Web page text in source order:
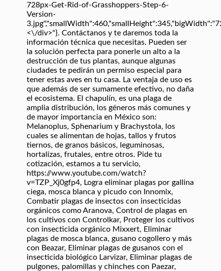
728px-Get-Rid-of-Grasshoppers-Step-6-
Version-
<\/div>"}. Contáctanos y te daremos toda la
información técnica que necesitas. Pueden ser
la solución perfecta para ponerle un alto a la
destrucción de tus plantas, aunque algunas
ciudades te pedirán un permiso especial para
tener estas aves en tu casa. La ventaja de uso es
que además de ser sumamente efectivo, no daña
el ecosistema. El chapulín, es una plaga de
amplia distribución, los géneros más comunes y
de mayor importancia en México son:
Melanoplus, Sphenarium y Brachystola, los
cuales se alimentan de hojas, tallos y frutos
tiernos, de granos básicos, leguminosas,
hortalizas, frutales, entre otros. Pide tu
cotización, estamos a tu servicio,
https://www.youtube.com/watch?
v=TZP_Xj0gfp4, Logra eliminar plagas por gallina
ciega, mosca blanca y picudo con Innomix,
Combatir plagas de insectos con insecticidas
orgánicos como Aranova, Control de plagas en
los cultivos con Controlkar, Proteger los cultivos
con insecticida orgánico Mixxert, Eliminar
plagas de mosca blanca, gusano cogollero y más
con Beazar, Eliminar plagas de gusanos con el
insecticida biológico Larvizar, Eliminar plagas de
pulgones, palomillas y chinches con Paezar,